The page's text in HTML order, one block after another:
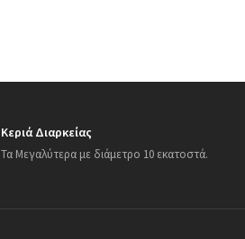
Κεριά Διαρκείας
Τα Μεγαλύτερα με διάμετρο 10 εκατοστά.